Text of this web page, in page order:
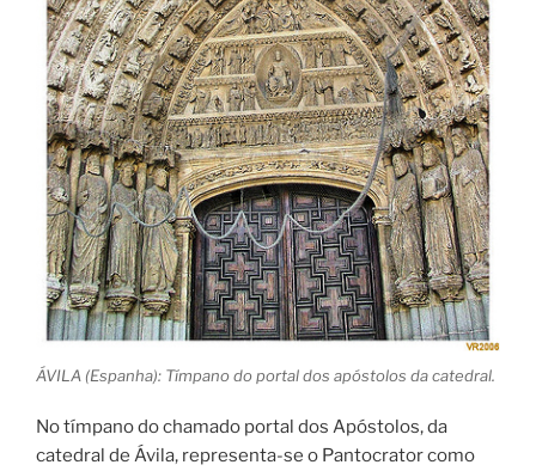
ÁVILA (Espanha): Tímpano do portal dos apóstolos da catedral.
No tímpano do chamado portal dos Apóstolos, da
catedral de Ávila, representa-se o Pantocrator como